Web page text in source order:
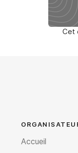
Cet
Accueil